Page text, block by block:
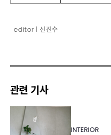
editor | 신진수
관련 기사
INTERIOR